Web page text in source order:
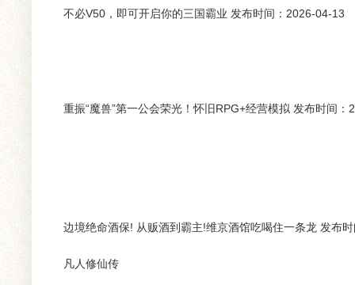
不必V50，即可开启你的三国霸业 发布时间：2026-04-13
重振“魔兽”第一公会荣光！怀旧RPG+经营模拟 发布时间：
边境绝命酒保! 从贩酒到霸主!维京酒馆吃喝住一条龙 发布
凡人修仙传